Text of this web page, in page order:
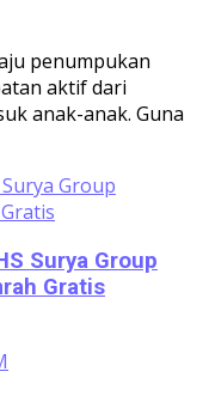
penumpukan
aktif dari
anak-anak. Guna
Surya Group
Gratis